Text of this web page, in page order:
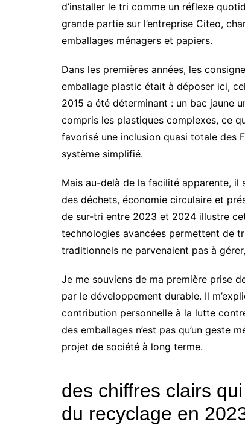
d’installer le tri comme un réflexe
grande partie sur l’entreprise Citeo,
emballages ménagers et papiers.
Dans les premières années, les
emballage plastic était à déposer ici,
2015 a été déterminant : un bac jaune
compris les plastiques complexes, ce
favorisé une inclusion quasi totale des
système simplifié.
Mais au-delà de la facilité apparente, il
des déchets, économie circulaire et
de sur-tri entre 2023 et 2024 illustre
technologies avancées permettent de
traditionnels ne parvenaient pas à
Je me souviens de ma première prise
par le développement durable. Il
contribution personnelle à la lutte
des emballages n’est pas qu’un geste
projet de société à long terme.
des chiffres clairs
du recyclage en